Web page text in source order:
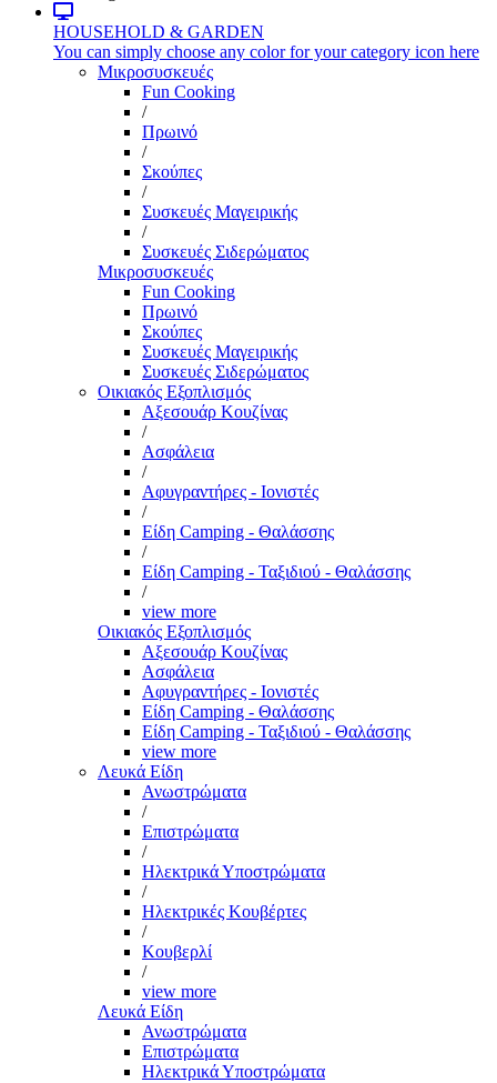
HOUSEHOLD & GARDEN
You can simply choose any color for your category icon here
Μικροσυσκευές
Fun Cooking
/
Πρωινό
/
Σκούπες
/
Συσκευές Μαγειρικής
/
Συσκευές Σιδερώματος
Μικροσυσκευές
Fun Cooking
Πρωινό
Σκούπες
Συσκευές Μαγειρικής
Συσκευές Σιδερώματος
Οικιακός Εξοπλισμός
Αξεσουάρ Κουζίνας
/
Ασφάλεια
/
Αφυγραντήρες - Ιονιστές
/
Είδη Camping - Θαλάσσης
/
Είδη Camping - Ταξιδιού - Θαλάσσης
/
view more
Οικιακός Εξοπλισμός
Αξεσουάρ Κουζίνας
Ασφάλεια
Αφυγραντήρες - Ιονιστές
Είδη Camping - Θαλάσσης
Είδη Camping - Ταξιδιού - Θαλάσσης
view more
Λευκά Είδη
Ανωστρώματα
/
Επιστρώματα
/
Ηλεκτρικά Υποστρώματα
/
Ηλεκτρικές Κουβέρτες
/
Κουβερλί
/
view more
Λευκά Είδη
Ανωστρώματα
Επιστρώματα
Ηλεκτρικά Υποστρώματα